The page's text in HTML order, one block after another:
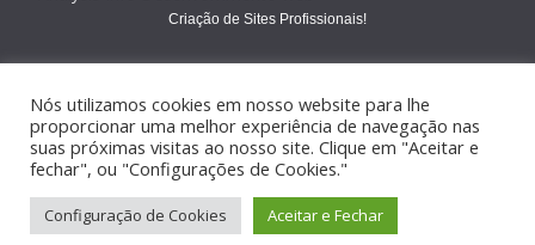
Criação de Sites Profissionais!
Copyright © 2026JORNAL GAZETA ONLINE
reservados.
Tema:ColorMagpor ThemeGrill. Powered by
Nós utilizamos cookies em nosso website para lhe
proporcionar uma melhor experiência de navegação nas
suas próximas visitas ao nosso site. Clique em "Aceitar e
fechar", ou "Configurações de Cookies."
Configuração de Cookies Aceitar e Fechar